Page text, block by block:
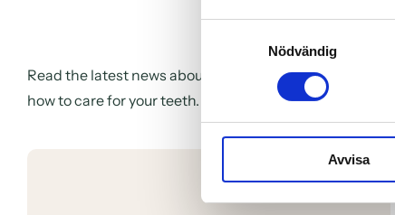
Nödvändig
Avvisa
Read the latest news about our dental clinic in Malmö
how to care for your teeth. Follow our blog to save